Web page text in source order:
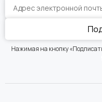
Нажимая на кнопку